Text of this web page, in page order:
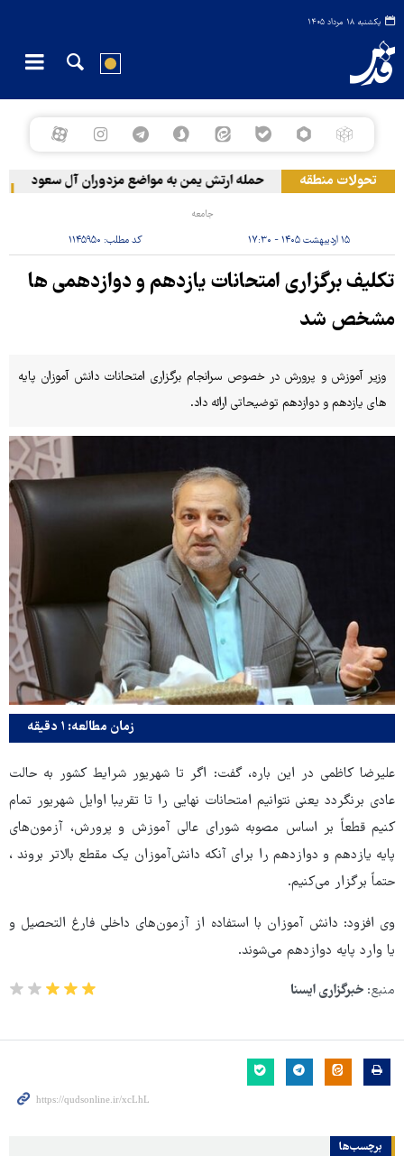
یکشنبه ۱۸ مرداد ۱۴۰۵
تحولات منطقه حمله ارتش یمن به مواضع مزدوران آل سعود
جامعه
۱۵ اردیبهشت ۱۴۰۵ - ۱۷:۳۰ کد مطلب: ۱۱۴۵۹۵۰
تکلیف برگزاری امتحانات یازدهم و دوازدهمی ها
مشخص شد
وزیر آموزش و پرورش در خصوص سرانجام برگزاری امتحانات دانش آموزان پایه
های یازدهم و دوازدهم توضیحاتی ارائه داد.
زمان مطالعه: ۱ دقیقه
علیرضا کاظمی در این باره، گفت: اگر تا شهریور شرایط کشور به حالت
عادی برنگردد یعنی نتوانیم امتحانات نهایی را تا تقریبا اوایل شهریور تمام
کنیم قطعاً بر اساس مصوبه شورای عالی آموزش و پرورش، آزمون‌های
پایه یازدهم و دوازدهم را برای آنکه دانش‌آموزان یک مقطع بالاتر بروند ،
حتماً برگزار می‌کنیم.
وی افزود: دانش آموزان با استفاده از آزمون‌های داخلی فارغ التحصیل و
یا وارد پایه دوازدهم می‌شوند.
منبع: خبرگزاری ایسنا
برچسب‌ها